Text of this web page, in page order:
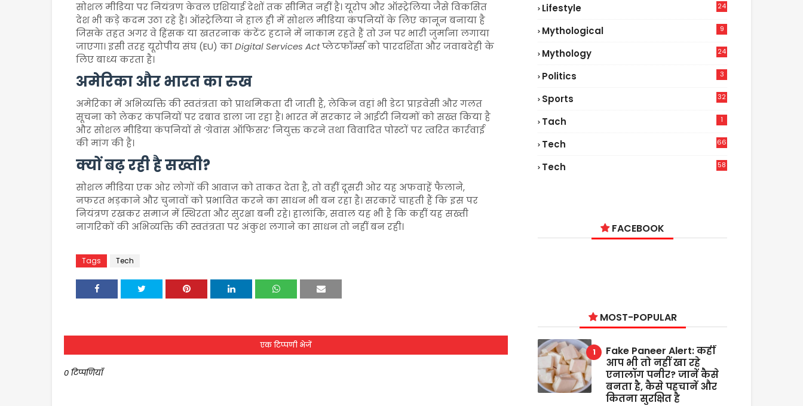
सोशल मीडिया पर नियंत्रण केवल एशियाई देशों तक सीमित नहीं है। यूरोप और ऑस्ट्रेलिया जैसे विकसित
देश भी कड़े कदम उठा रहे हैं। ऑस्ट्रेलिया ने हाल ही में सोशल मीडिया कंपनियों के लिए कानून बनाया है
जिसके तहत अगर वे हिंसक या खतरनाक कंटेंट हटाने में नाकाम रहते हैं तो उन पर भारी जुर्माना लगाया
जाएगा। इसी तरह यूरोपीय संघ (EU) काDigital Services Actप्लेटफॉर्म्स को पारदर्शिता और जवाबदेही के
लिए बाध्य करता है।
अमेरिका और भारत का रुख
अमेरिका में अभिव्यक्ति की स्वतंत्रता को प्राथमिकता दी जाती है, लेकिन वहां भी डेटा प्राइवेसी और गलत
सूचना को लेकर कंपनियों पर दबाव डाला जा रहा है। भारत में सरकार ने आईटी नियमों को सख्त किया है
और सोशल मीडिया कंपनियों से ‘ग्रेवांस ऑफिसर’ नियुक्त करने तथा विवादित पोस्टों पर त्वरित कार्रवाई
की मांग की है।
क्यों बढ़ रही है सख्ती?
सोशल मीडिया एक ओर लोगों की आवाज़ को ताकत देता है, तो वहीं दूसरी ओर यह अफवाहें फैलाने,
नफरत भड़काने और चुनावों को प्रभावित करने का साधन भी बन रहा है। सरकारें चाहती हैं कि इस पर
नियंत्रण रखकर समाज में स्थिरता और सुरक्षा बनी रहे। हालांकि, सवाल यह भी है कि कहीं यह सख्ती
नागरिकों की अभिव्यक्ति की स्वतंत्रता पर अंकुश लगाने का साधन तो नहीं बन रही।
Tags Tech
एक टिप्पणी भेजें
0 टिप्पणियाँ
Lifestyle
24
Mythological 9
Mythology 24
Politics 3
Sports 32
Tach 1
Tech
66
Tech
58
FACEBOOK
MOST-POPULAR
Fake Paneer Alert: कहीं
आप भी तो नहीं खा रहे
एनालॉग पनीर? जानें कैसे
बनता है, कैसे पहचानें और
कितना सुरक्षित है